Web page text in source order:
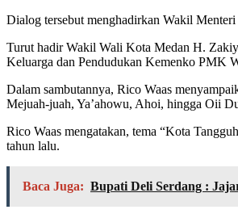
Dialog tersebut menghadirkan Wakil
Turut hadir Wakil Wali Kota Medan H.
Keluarga dan Pendudukan Kemenko PMK
Dalam sambutannya, Rico Waas
Mejuah-juah, Ya’ahowu, Ahoi, hingga Oii
Rico Waas mengatakan, tema “Kota
tahun lalu.
Baca Juga: Bupati Deli Serdang :